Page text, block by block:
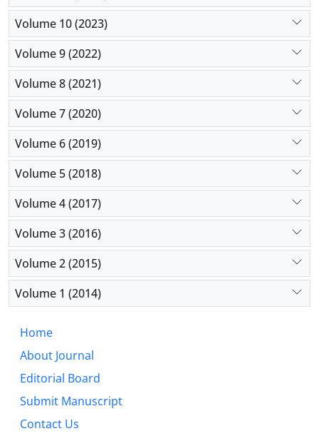
Volume 10 (2023)
Volume 9 (2022)
Volume 8 (2021)
Volume 7 (2020)
Volume 6 (2019)
Volume 5 (2018)
Volume 4 (2017)
Volume 3 (2016)
Volume 2 (2015)
Volume 1 (2014)
Home
About Journal
Editorial Board
Submit Manuscript
Contact Us